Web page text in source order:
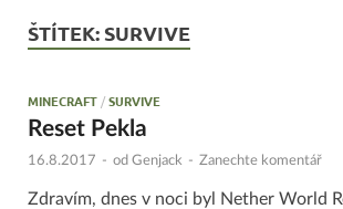
ŠTÍTEK: SURVIVE
MINECRAFT /SURVIVE
Reset Pekla
16.8.2017 - od Genjack - Zanechte komentář
Zdravím, dnes v noci byl Nether World